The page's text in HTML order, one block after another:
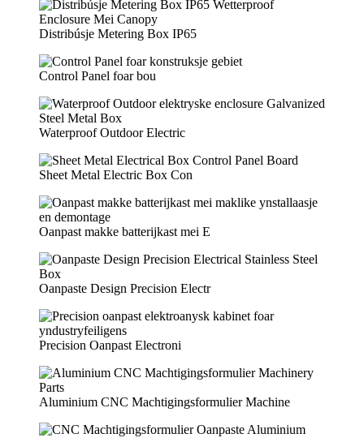
Distribúsje Metering Box IP65
Control Panel foar bou
Waterproof Outdoor Electric
Sheet Metal Electric Box Con
Oanpast makke batterijkast mei E
Oanpaste Design Precision Electr
Precision Oanpast Electroni
Aluminium CNC Machtigingsformulier Machine